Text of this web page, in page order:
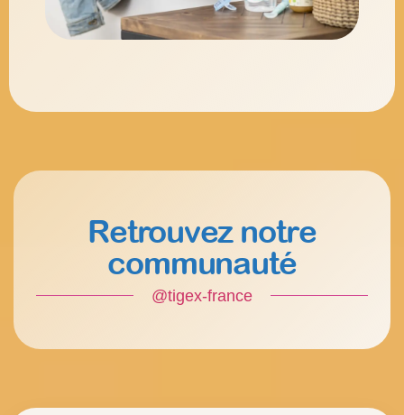
Retrouvez notre
communauté
@tigex-france